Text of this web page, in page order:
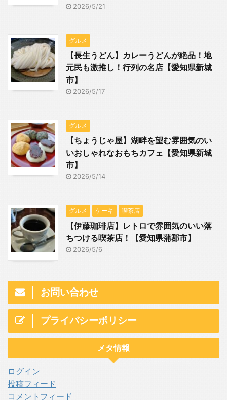
2026/5/21
グルメ
【長生うどん】カレーうどんが絶品！地
元民も激推し！行列の名店【愛知県新城
市】
2026/5/17
グルメ
【ちょうじゃ屋】湖畔を望む雰囲気のい
いおしゃれなおもちカフェ【愛知県新城
市】
2026/5/14
グルメ ケーキ 喫茶店
【伊藤珈琲店】レトロで雰囲気のいい落
ちつける喫茶店！【愛知県蒲郡市】
2026/5/6
お問い合わせ
プライバシーポリシー
メタ情報
ログイン
投稿フィード
コメントフィード